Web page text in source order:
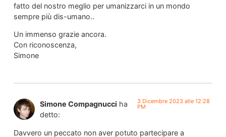
fatto del nostro meglio per umanizzarci in un mondo
sempre più dis-umano..
Un immenso grazie ancora.
Con riconoscenza,
Simone
Simone Compagnucci ha
detto:
3 Dicembre 2023 alle 12:28
PM
Davvero un peccato non aver potuto partecipare a